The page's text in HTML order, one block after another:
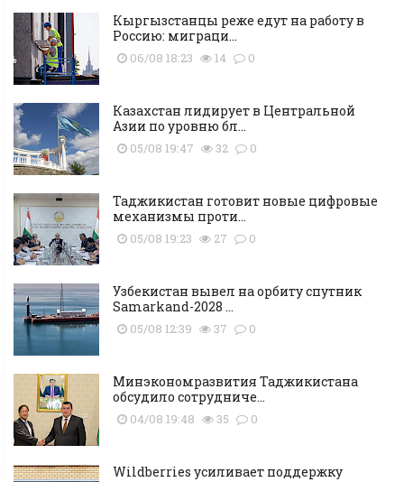
Кыргызстанцы реже едут на работу в
Россию: миграци...
06/08 18:23 14 0
Казахстан лидирует в Центральной
Азии по уровню бл...
05/08 19:47 32 0
Таджикистан готовит новые цифровые
механизмы проти...
05/08 19:23 27 0
Узбекистан вывел на орбиту спутник
Samarkand-2028 ...
05/08 12:39 37 0
Минэкономразвития Таджикистана
обсудило сотрудниче...
04/08 19:48 35 0
Wildberries усиливает поддержку